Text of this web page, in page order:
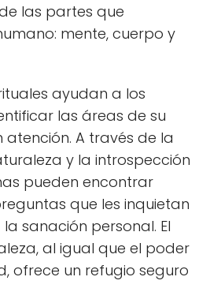
las partes que
mente, cuerpo y
ayudan a los
las áreas de su
A través de la
y la introspección
pueden encontrar
que les inquietan
sanación personal. El
al igual que el poder
ofrece un refugio seguro